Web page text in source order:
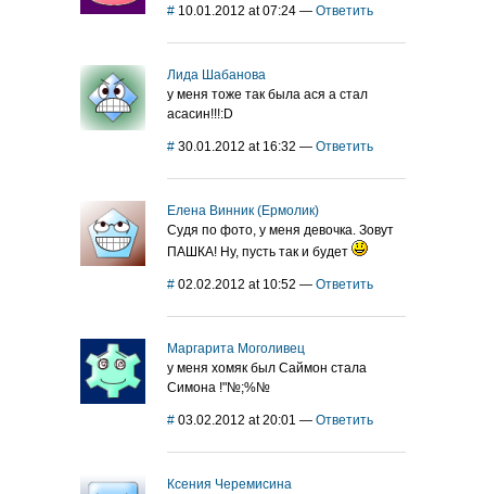
# 10.01.2012 at 07:24 — Ответить
Лида Шабанова
у меня тоже так была ася а стал
асасин!!!:D
# 30.01.2012 at 16:32 — Ответить
Елена Винник (Ермолик)
Судя по фото, у меня девочка. Зовут
ПАШКА! Ну, пусть так и будет
# 02.02.2012 at 10:52 — Ответить
Маргарита Моголивец
у меня хомяк был Саймон стала
Симона !"№;%№
# 03.02.2012 at 20:01 — Ответить
Ксения Черемисина